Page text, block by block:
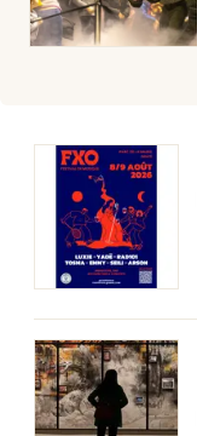
16 - Charente
Mon email